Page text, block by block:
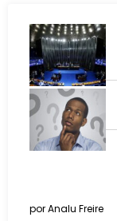
por Analu Freire